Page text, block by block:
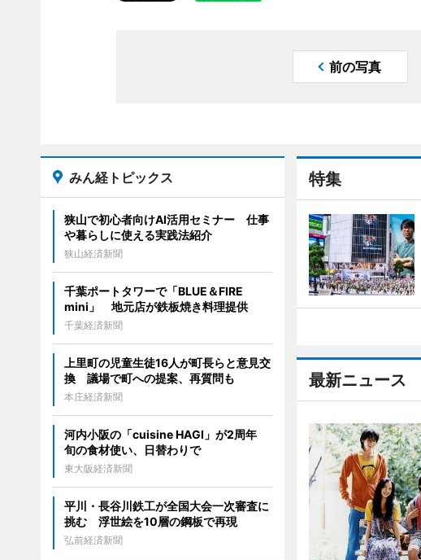
前の写真
特集
最新ニュース
みん経トピックス
狭山で初心者向けAI活用セミナー 仕事
や暮らしに使える実践法紹介
狭山経済新聞
千葉ポートタワーで「BLUE＆FIRE
mini」 地元店が鉄板焼き料理提供
千葉経済新聞
上里町の児童生徒16人が町長らと意見交
換 議場で町への提案、再質問も
本庄経済新聞
河内小阪の「cuisine HAGI」が2周年
旬の食材使い、日替わりで
東大阪経済新聞
平川・長谷川鉄工が全国大会一次審査に
挑む 浮世絵を10層の鋼板で再現
弘前経済新聞